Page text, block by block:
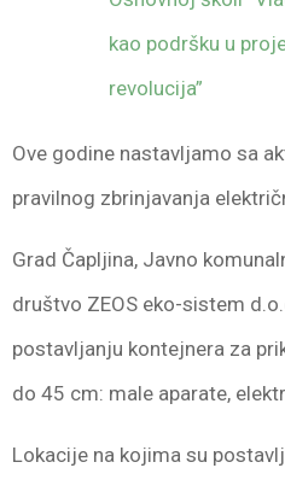
kao podršku u
revolucija”
Ove godine nastavljamo sa
pravilnog zbrinjavanja
Grad Čapljina, Javno
društvo ZEOS eko-sistem
postavljanju kontejnera za
do 45 cm: male aparate,
Lokacije na kojima su